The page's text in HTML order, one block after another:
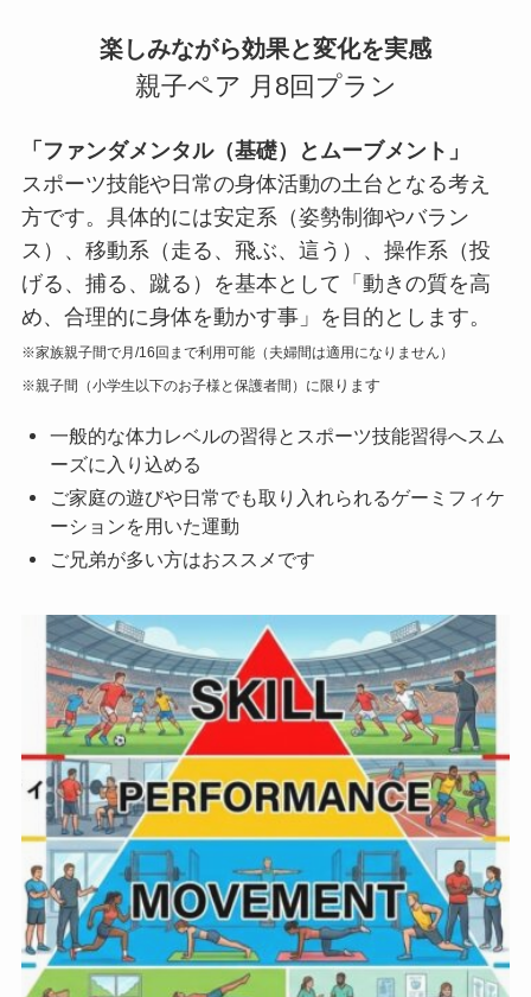
楽しみながら効果と変化を実感
親子ペア 月8回プラン
「ファンダメンタル（基礎）とムーブメント」
スポーツ技能や日常の身体活動の土台となる考え
方です。具体的には安定系（姿勢制御やバラン
ス）、移動系（走る、飛ぶ、這う）、操作系（投
げる、捕る、蹴る）を基本として「動きの質を高
め、合理的に身体を動かす事」を目的とします。
※家族親子間で月/16回まで利用可能（夫婦間は適用になりません）
※親子間（小学生以下のお子様と保護者間）に限 ります
一般的な体力レベルの習得とスポーツ技能習得へスム
ーズに入り込める
ご家庭の遊びや日常でも取り入れられるゲーミフィケ
ーションを用いた運動
ご兄弟が多い方はおススメです